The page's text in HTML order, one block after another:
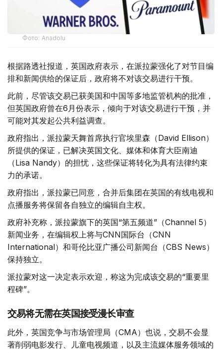
Фото: Аnadolu
根据路透社报道，英国政府表示，在派拉蒙强化了对节目编
排和新闻供给的保证后，政府将不对该交易进行干预。
此前，尽管该交易已获美国和中国等多地监管机构的批准，
但英国政府曾在6月份表示，倾向于对该交易进行干预，并
可能对其发起公共利益调查。
政府指出，派拉蒙天舞首席执行官埃里森（David Ellison）
所提供的保证，已解决英国文化、媒体和体育大臣南迪
（Lisa Nandy）的担忧，这些保证将转化为具有法律约束
力的承诺。
政府指出，派拉蒙已同意，合并后集团在英国的有线电视和
点播服务将保留各自独立的编辑自主权。
政府补充称，派拉蒙旗下的英国“第五频道”（Channel 5）
新闻业务，在编辑权上将与CNN国际台（CNN
International）和哥伦比亚广播公司新闻台（CBS News）
保持独立。
派拉蒙对这一决定表示欢迎，称这为完成该交易的“重要里
程碑”。
交易将无需在英国接受漫长审查
此外，英国竞争与市场管理局（CMA）也说，交易不会显
著削弱电影发行、儿童电视频道，以及主流媒体服务领域的